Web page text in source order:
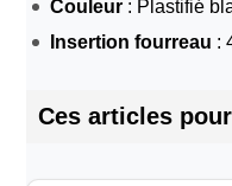
Couleur : Plastifié
Insertion fourreau :
Ces articles